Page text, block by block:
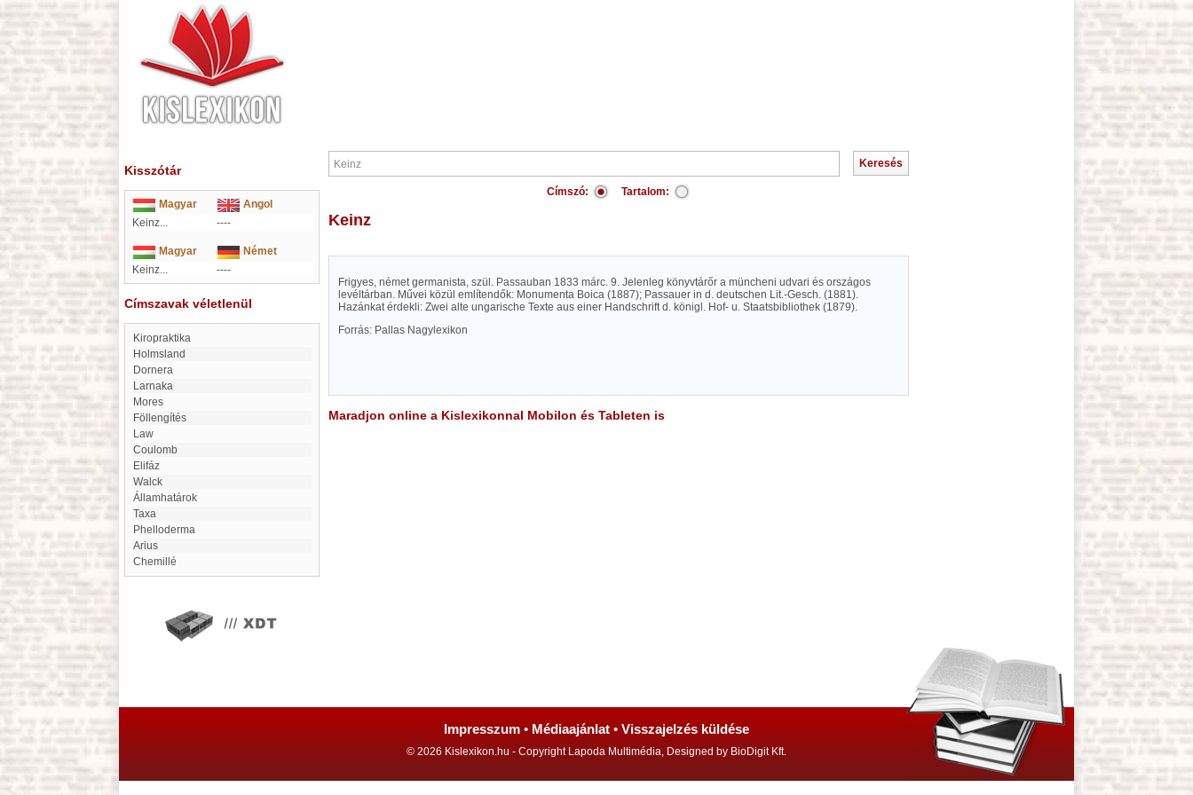
Kisszótár
Magyar
Angol
Keinz...
----
Magyar
Német
Keinz...
----
Címszavak véletlenül
Kiropraktika
Holmsland
Dornera
Larnaka
Mores
Föllengítés
Law
Coulomb
Elifáz
Walck
Államhatárok
Taxa
Phelloderma
Arius
Chemillé
Címszó: Tartalom:
Keinz
Frigyes, német germanista, szül. Passauban 1833 márc. 9. Jelenleg könyvtárőr a müncheni udvari és országos
levéltárban. Művei közül említendők: Monumenta Boica (1887); Passauer in d. deutschen Lit.-Gesch. (1881).
Hazánkat érdekli: Zwei alte ungarische Texte aus einer Handschrift d. königl. Hof- u. Staatsbibliothek (1879).
Forrás: Pallas Nagylexikon
Maradjon online a Kislexikonnal Mobilon és Tableten is
Impresszum • Médiaajánlat • Visszajelzés küldése
© 2026 Kislexikon.hu - Copyright Lapoda Multimédia, Designed by BioDigit Kft.